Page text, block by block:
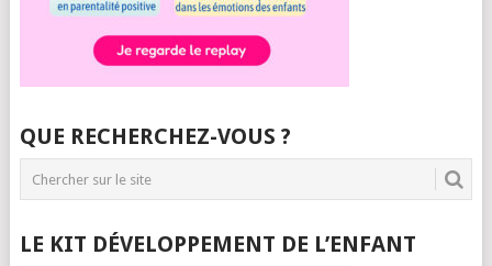
QUE RECHERCHEZ-VOUS ?
LE KIT DÉVELOPPEMENT DE L’ENFANT